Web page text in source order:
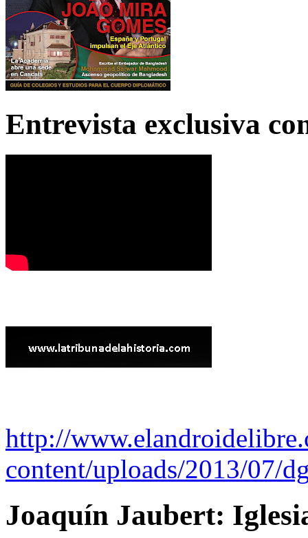
Entrevista exclusiva
http://
content/uploads/2013/07/
Joaquín Jaubert: